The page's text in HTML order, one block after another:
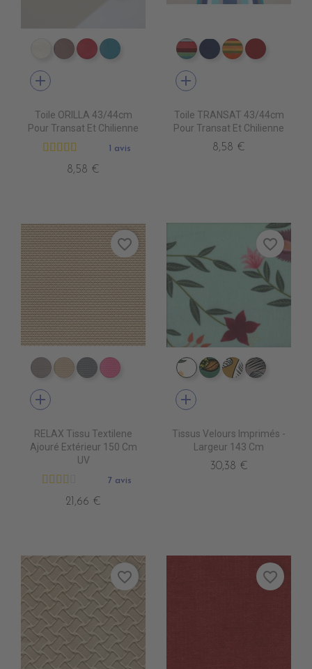
DT0001 ECRU
DT0003 TOURTERELLE
DT0005 FUSHIA
DT0022 TOPAZE
add
Toile ORILLA 43/44cm
Pour Transat Et Chilienne
1 avis
8,58 €
DT0013 CARACAS
DT0026 LEVANT
DT0014DT0027
add
Toile TRANSAT 43/44cm
Pour Transat Et Chilienne
8,58 €
DB0104 TAUPE
DB0113 BEIGE
DB0114 GRIS FONCE
DB0112 FUSHIA
add
RELAX Tissu Textilene
Ajouré Extérieur 150 Cm
UV
7 avis
21,66 €
favorite_border
IV0110 ALIGARH
IV0131 KOCHI CIEL
IV0122IV0123
add
Tissus Velours Imprimés -
Largeur 143 Cm
30,38 €
favorite_border
favorite_border favorite_border